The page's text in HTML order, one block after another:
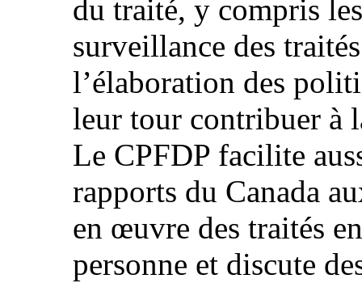
du traité, y compris
surveillance des
l’élaboration des
leur tour contribuer à
Le CPFDP facilite
rapports du Canada
en œuvre des traités
personne et discute